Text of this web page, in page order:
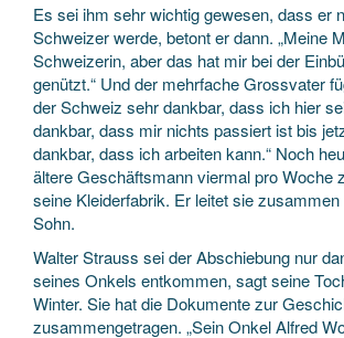
Es sei ihm sehr wichtig gewesen, dass er
Schweizer werde, betont er dann. „Meine
Schweizerin, aber das hat mir bei der
genützt.“ Und der mehrfache Grossvater
der Schweiz sehr dankbar, dass ich hier
dankbar, dass mir nichts passiert ist bis
dankbar, dass ich arbeiten kann.“ Noch
ältere Geschäftsmann viermal pro Woche
seine Kleiderfabrik. Er leitet sie
Sohn.
Walter Strauss sei der Abschiebung nur
seines Onkels entkommen, sagt seine
Winter. Sie hat die Dokumente zur
zusammengetragen. „Sein Onkel Alfred